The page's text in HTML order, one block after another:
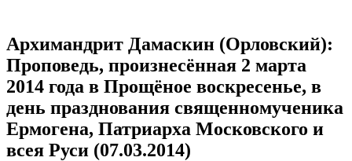
Архимандрит Дамаскин (Орловский):
Проповедь, произнесённая 2 марта
2014 года в Прощёное воскресенье, в
день празднования священномученика
Ермогена, Патриарха Московского и
всея Руси (07.03.2014)